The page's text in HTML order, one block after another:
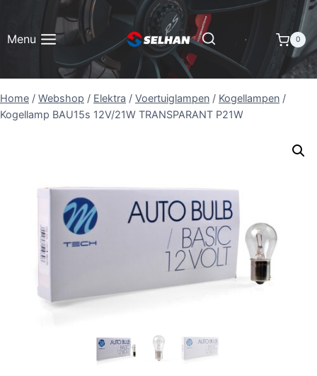
inhoud
Menu 0
Home / Webshop / Elektra / Voertuiglampen / Kogellampen /
Kogellamp BAU15s 12V/21W TRANSPARANT P21W